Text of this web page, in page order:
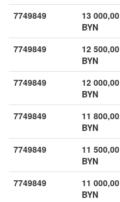
7749849
13 000,00
BYN
7749849
12 500,00
BYN
7749849
12 000,00
BYN
7749849
11 800,00
BYN
7749849
11 500,00
BYN
7749849
11 000,00
BYN